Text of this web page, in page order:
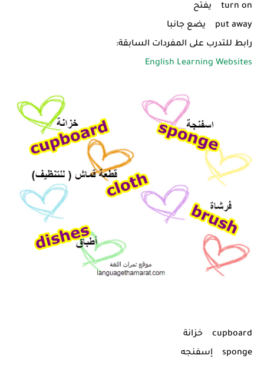
turn on يفتح
put away يضع جانبا
رابط للتدرب على المفردات السابقة:
English Learning Websites
cupboard خزانة
sponge إسفنجه